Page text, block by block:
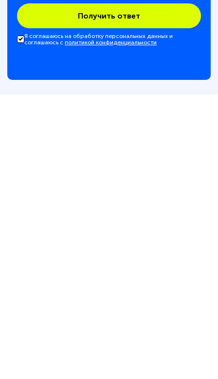
Получить ответ
Я соглашаюсь на обработку персональных данных и
соглашаюсь с политикой конфиденциальности